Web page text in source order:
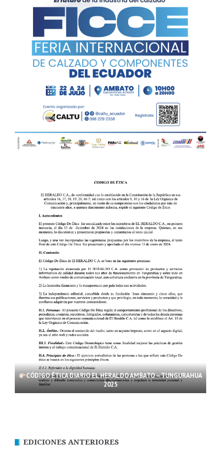
CÓDIGO ÉTICA DIARIO EL HERALDO AMBATO – TUNGURAHUA
2025
EDICIONES ANTERIORES